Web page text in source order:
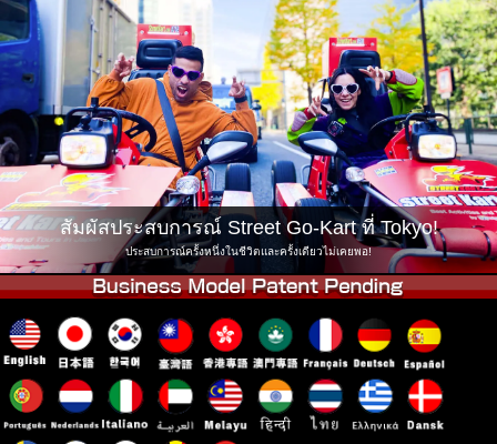
การเข้าถึง เสียงจากผู้ใช้ คำถามที่พบบ่อย
บริษัท การจอง
เปลี่ยนสาขา
Tokyo Shinagawa Tokyo Akihabara#1
Tokyo Akihabara#2 Tokyo Shibuya
Tokyo Shibuya Annex Tokyo Bay
Tokyo Asakusa Osaka
Okinawa
สัมผัสประสบการณ์ Street Go-Kart ที่ Tokyo!
ประสบการณ์ครั้งหนึ่งในชีวิตและครั้งเดียวไม่เคยพอ!